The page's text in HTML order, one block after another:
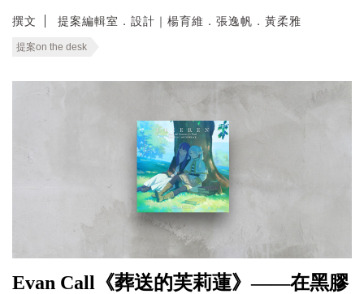
撰文 提案編輯室．設計｜楊育維．張逸帆．黃柔雅
提案on the desk
Evan Call《葬送的芙莉蓮》——在黑膠